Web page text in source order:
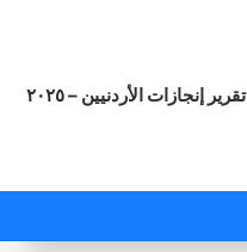
تقرير إنجازات الأردنيين – ٢٠٢٥